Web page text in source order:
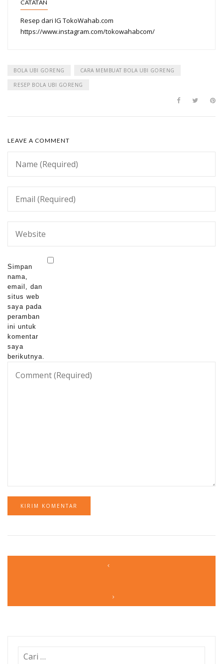
CATATAN
Resep dari IG TokoWahab.com
https://www.instagram.com/tokowahabcom/
BOLA UBI GORENG CARA MEMBUAT BOLA UBI GORENG
RESEP BOLA UBI GORENG
LEAVE A COMMENT
Simpan
nama,
email, dan
situs web
saya pada
peramban
ini untuk
komentar
saya
berikutnya.